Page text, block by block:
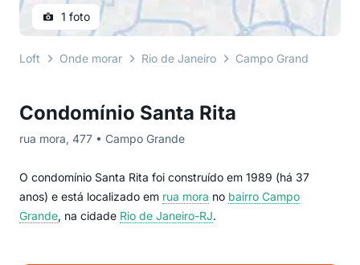
Condomínio Santa Rita
rua mora, 477 • Campo Grande
O condomínio Santa Rita foi construído em 1989 (há 37
anos) e está localizado em rua mora no bairro Campo
Grande, na cidade Rio de Janeiro-RJ.
1 foto
Loft Onde morar Rio de Janeiro Campo Grande